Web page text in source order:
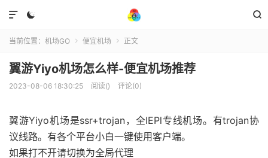



当前位置： 机场GO  便宜机场  正文
翼游Yiyo机场怎么样-便宜机场推荐
2023-08-06 18:30:25 阅读() 评论(0)
翼游Yiyo机场是ssr+trojan，全IEPl专线机场。有trojan协
议线路。有各个平台小白一键使用客户端。
如果打不开请切换为全局代理